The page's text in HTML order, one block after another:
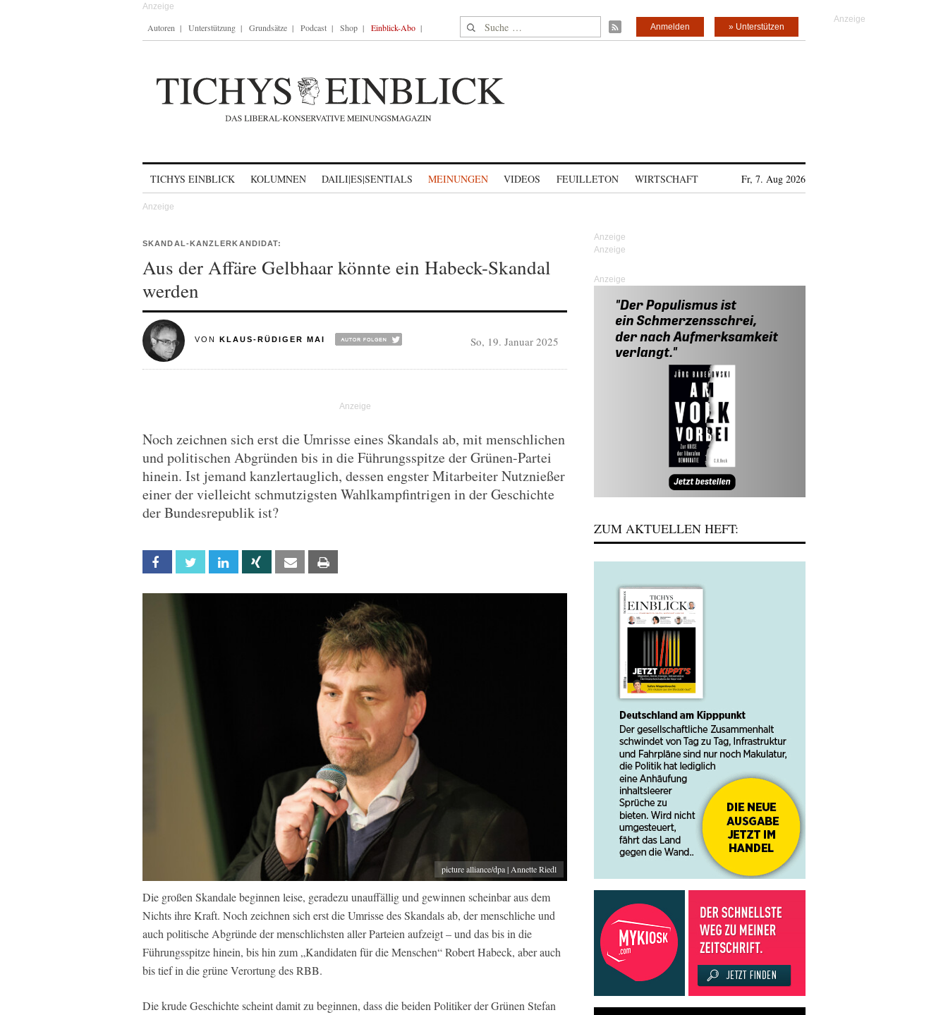
Autoren Unterstützung Grundsätze Podcast Shop Einblick-Abo Suche nach: » Unterstützen
Anmelden
TICHYS EINBLICK KOLUMNEN DAILI|ES|SENTIALS MEINUNGEN VIDEOS FEUILLETON WIRTSCHAFT Fr, 7. Aug 2026
SKANDAL-KANZLERKANDIDAT:
Aus der Affäre Gelbhaar könnte ein Habeck-Skandal
werden
VON KLAUS-RÜDIGER MAI So, 19. Januar 2025
Noch zeichnen sich erst die Umrisse eines Skandals ab, mit menschlichen
und politischen Abgründen bis in die Führungsspitze der Grünen-Partei
hinein. Ist jemand kanzlertauglich, dessen engster Mitarbeiter Nutznießer
einer der vielleicht schmutzigsten Wahlkampfintrigen in der Geschichte
der Bundesrepublik ist?
Facebook Twitter Linkedin Xing Email
picture alliance/dpa | Annette Riedl
Die großen Skandale beginnen leise, geradezu unauffällig und gewinnen scheinbar aus dem
Nichts ihre Kraft. Noch zeichnen sich erst die Umrisse des Skandals ab, der menschliche und
auch politische Abgründe der menschlichsten aller Parteien aufzeigt – und das bis in die
Führungsspitze hinein, bis hin zum „Kandidaten für die Menschen“ Robert Habeck, aber auch
bis tief in die grüne Verortung des RBB.
Die krude Geschichte scheint damit zu beginnen, dass die beiden Politiker der Grünen Stefan
Anzeige
ZUM AKTUELLEN HEFT: